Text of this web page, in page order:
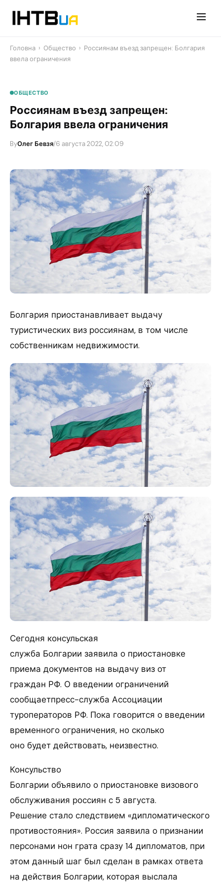
Головна › Общество › Россиянам въезд запрещен: Болгария
ввела ограничения
ОБЩЕСТВО
Россиянам въезд запрещен:
Болгария ввела ограничения
ByОлег Бевзя/6 августа 2022, 02:09
Болгария приостанавливает выдачу
туристических виз россиянам, в том числе
собственникам недвижимости.
Сегодня консульская
служба Болгарии заявила о приостановке
приема документов на выдачу виз от
граждан РФ. О введении ограничений
сообщаетпресс-служба Ассоциации
туроператоров РФ. Пока говорится о введении
временного ограничения, но сколько
оно будет действовать, неизвестно.
Консульство
Болгарии объявило о приостановке визового
обслуживания россиян с 5 августа.
Решение стало следствием «дипломатического
противостояния». Россия заявила о признании
персонами нон грата сразу 14 дипломатов, при
этом данный шаг был сделан в рамках ответа
на действия Болгарии, которая выслала